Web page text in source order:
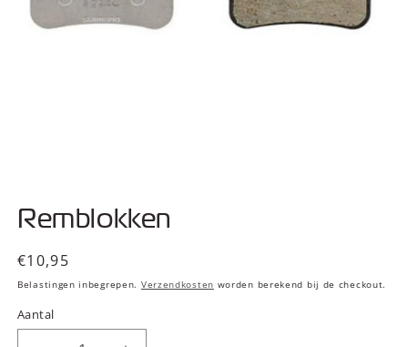
openen
inRemblokken
Normale
prijs
€10,95
Belastingen inbegrepen. Verzendkosten worden berekend bij de checkout.
Aantal